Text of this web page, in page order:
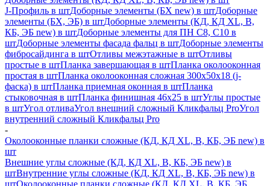
J-Профиль в штДоборные элементы (БХ new) в штДоборные
элементы (БХ, ЭБ) в штДоборные элементы (КД, КД XL, В,
КБ, ЭБ new) в штДоборные элементы для ПН С8, С10 в
штДоборные элементы фасада фальц в штДоборные элементы
фибросайдинга в штОтливы межэтажные в штОтливы
простые в штПланка завершающая в штПланка околооконная
простая в штПланка околооконная сложная 300х50х18 (j-
фаска) в штПланка приемная оконная в штПланка
стыковочная в штПланка финишная 46х25 в штУглы простые
в штУгол отливаУгол внешний сложный Кликфальц ProУгол
внутренний сложный Кликфальц Pro
-
Околооконные планки сложные (КД, КД XL, В, КБ, ЭБ new) в
шт
Внешние углы сложные (КД, КД XL, В, КБ, ЭБ new) в
штВнутренние углы сложные (КД, КД XL, В, КБ, ЭБ new) в
штОколооконные планки сложные (КД, КД XL, В, КБ, ЭБ